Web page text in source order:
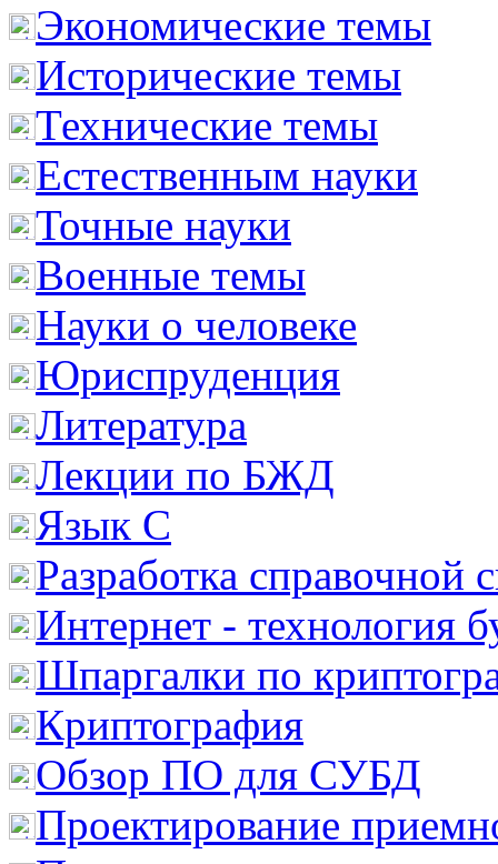
Экономические темы
Исторические темы
Технические темы
Естественным науки
Точные науки
Военные темы
Науки о человеке
Юриспруденция
Литература
Лекции по БЖД
Язык С
Разработка справочной
Интернет - технология
Шпаргалки по
Криптография
Обзор ПО для СУБД
Проектирование